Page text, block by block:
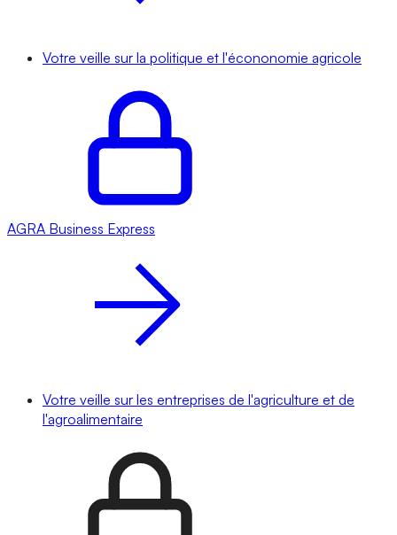
Votre veille sur la politique et l'écononomie agricole
AGRA Business Express
Votre veille sur les entreprises de l'agriculture et de
l'agroalimentaire